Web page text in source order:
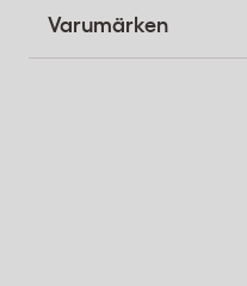
Varumärken